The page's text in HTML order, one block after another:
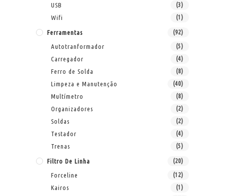
USB (3)
Wifi (1)
Ferramentas (92)
Autotranformador (5)
Carregador (4)
Ferro de Solda (8)
Limpeza e Manutenção (40)
Multímetro (8)
Organizadores (2)
Soldas (2)
Testador (4)
Trenas (5)
Filtro De Linha (20)
Forceline (12)
Kairos (1)